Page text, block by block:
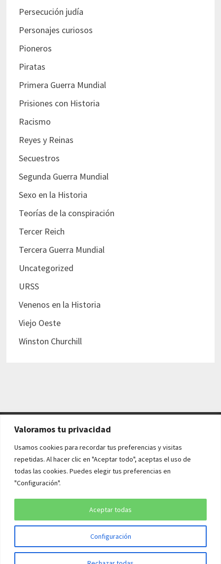
Valoramos tu privacidad
Usamos cookies para recordar tus preferencias y visitas
repetidas. Al hacer clic en "Aceptar todo", aceptas el uso de
todas las cookies. Puedes elegir tus preferencias en
"Configuración".
Configuración
Aceptar todas
Persecución judía
Personajes curiosos
Pioneros
Piratas
Primera Guerra Mundial
Prisiones con Historia
Racismo
Reyes y Reinas
Secuestros
Segunda Guerra Mundial
Sexo en la Historia
Teorías de la conspiración
Tercer Reich
Tercera Guerra Mundial
Uncategorized
URSS
Venenos en la Historia
Viejo Oeste
Winston Churchill
AVISO LEGAL Y POLÍTICAS
Aviso legal
Política de cookies
Copyright © 2026¡QUÉ HISTORIA!. Funciona conWordPressy